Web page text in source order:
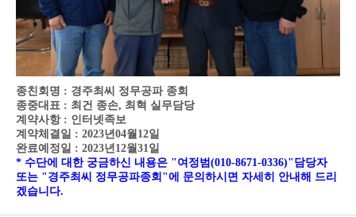
종친회명 : 경주최씨 정무공파 종회
종중대표 : 최건 종손, 최혁 실무담당
계약사항 : 인터넷족보
계약체결일 : 2023년04월12일
완료예정일 : 2023년12월31일
* 수단에 대한 궁금하신 내용은 "여정범(010-8671-0336)"담당자
또는 "경주최씨 정무공파종회"에 문의하시면 자세히 안내해 드리
겠습니다.